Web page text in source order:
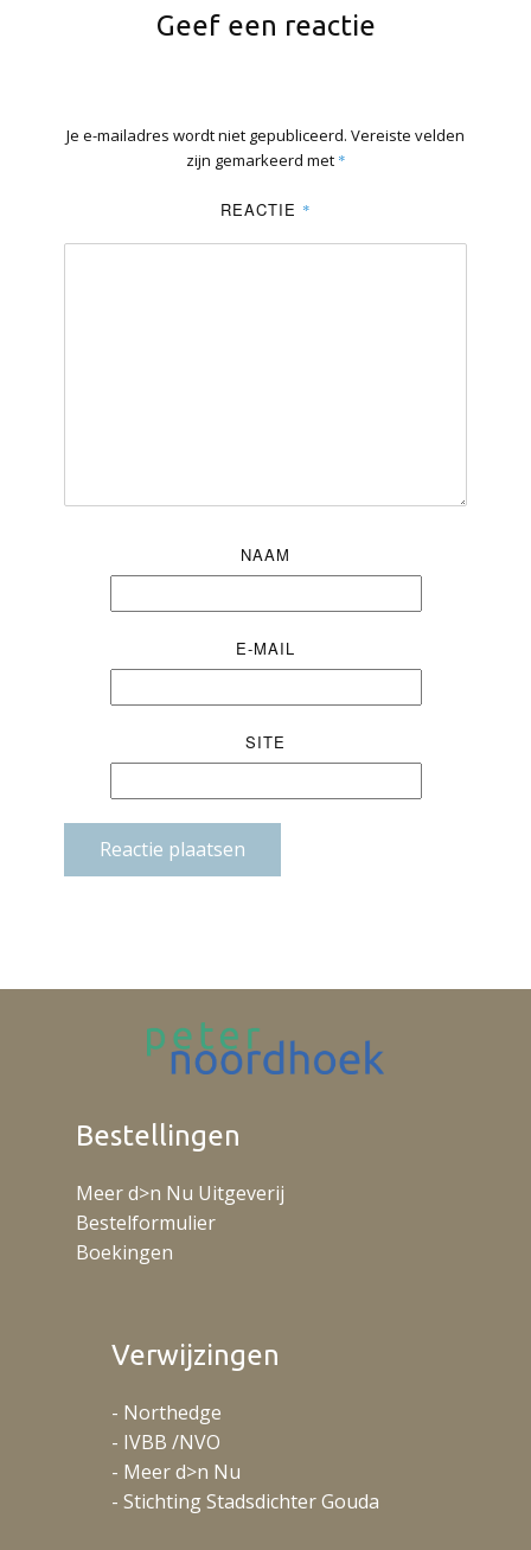
Geef een reactie
Je e-mailadres wordt niet gepubliceerd. Vereiste velden
zijn gemarkeerd met *
REACTIE *
NAAM
E-MAIL
SITE
Reactie plaatsen
Bestellingen
Meer d>n Nu Uitgeverij
Bestelformulier
Boekingen
Verwijzingen
- Northedge
- IVBB /NVO
- Meer d>n Nu
- Stichting Stadsdichter Gouda